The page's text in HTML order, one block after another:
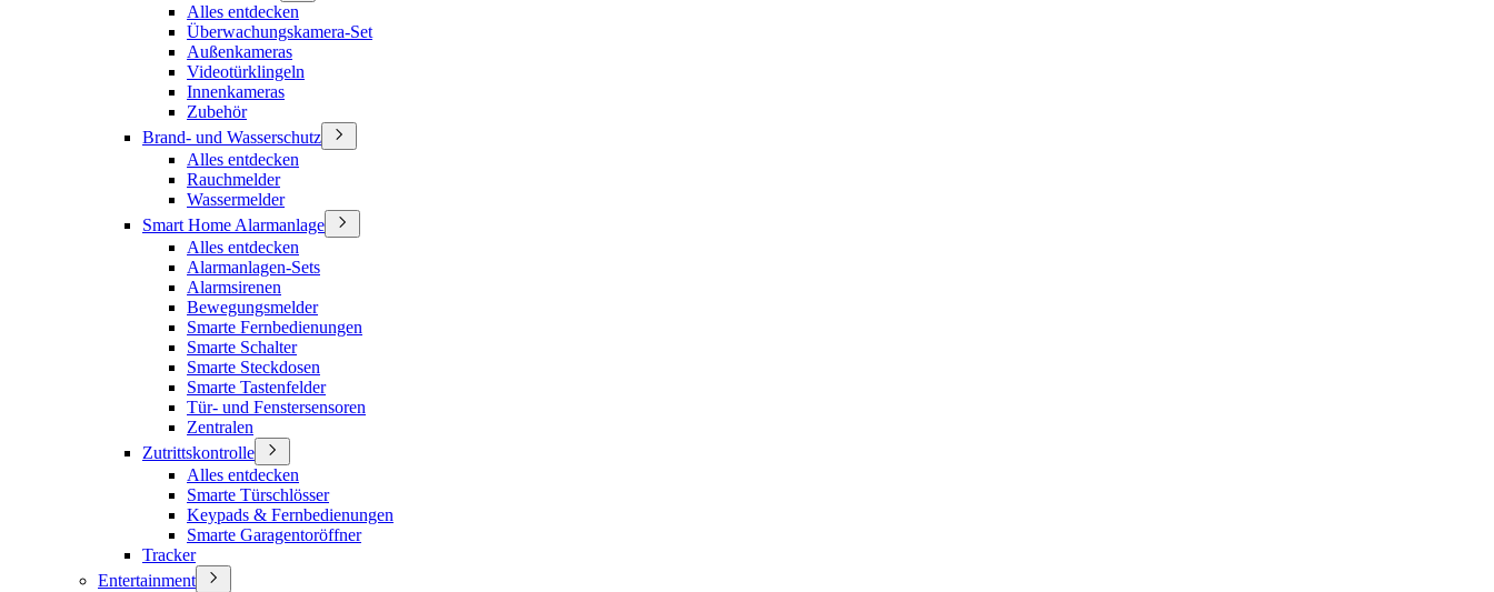
Alles entdecken
Überwachungskamera-Set
Außenkameras
Videotürklingeln
Innenkameras
Zubehör
Brand- und Wasserschutz
Alles entdecken
Rauchmelder
Wassermelder
Smart Home Alarmanlage
Alles entdecken
Alarmanlagen-Sets
Alarmsirenen
Bewegungsmelder
Smarte Fernbedienungen
Smarte Schalter
Smarte Steckdosen
Smarte Tastenfelder
Tür- und Fenstersensoren
Zentralen
Zutrittskontrolle
Alles entdecken
Smarte Türschlösser
Keypads & Fernbedienungen
Smarte Garagentoröffner
Tracker
Entertainment